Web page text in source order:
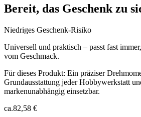
Bereit, das Geschenk zu
Niedriges Geschenk-Risiko
Universell und praktisch – passt fast
vom Geschmack.
Für dieses Produkt: Ein präziser
Grundausstattung jeder Hobbywerkstatt
markenunabhängig einsetzbar.
ca.82,58 €